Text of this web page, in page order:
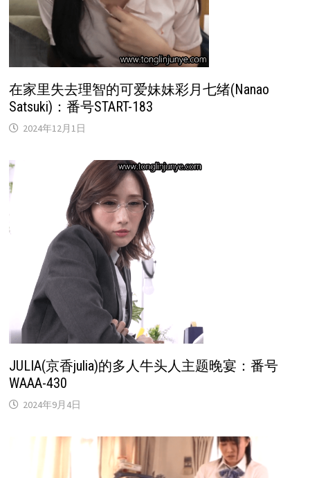
在家里失去理智的可爱妹妹彩月七绪(Nanao
Satsuki)：番号START-183
2024年12月1日
JULIA(京香julia)的多人牛头人主题晚宴：番号
WAAA-430
2024年9月4日